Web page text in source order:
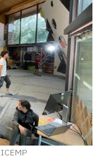
ICEMP